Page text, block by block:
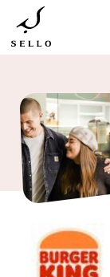
Hyppää
pääsisältöön